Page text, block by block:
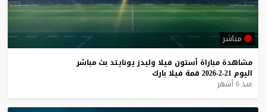
مباشر
مشاهدة مباراة أستون فيلا وليدز يونايتد بث مباشر
اليوم 21-2-2026 قمة فيلا بارك
منذ 6 أشهر